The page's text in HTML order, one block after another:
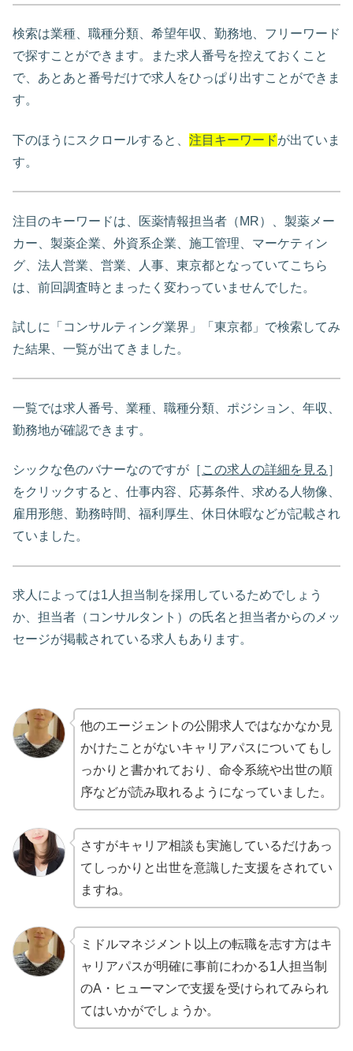
検索は業種、職種分類、希望年収、勤務地、フリーワード
で探すことができます。また求人番号を控えておくこと
で、あとあと番号だけで求人をひっぱり出すことができま
す。
下のほうにスクロールすると、 注目キーワードが出ていま
す。
注目のキーワードは、医薬情報担当者（MR）、製薬メー
カー、製薬企業、外資系企業、施工管理、マーケティン
グ、法人営業、営業、人事、東京都となっていてこちら
は、前回調査時とまったく変わっていませんでした。
試しに「コンサルティング業界」「東京都」で検索してみ
た結果、一覧が出てきました。
一覧では求人番号、業種、職種分類、ポジション、年収、
勤務地が確認できます。
シックな色のバナーなのですが［ この求人の詳細を見る ］
をクリックすると、仕事内容、応募条件、求める人物像、
雇用形態、勤務時間、福利厚生、休日休暇などが記載され
ていました。
求人によっては1人担当制を採用しているためでしょう
か、担当者（コンサルタント）の氏名と担当者からのメッ
セージが掲載されている求人もあります。
他のエージェントの公開求人ではなかなか見
かけたことがないキャリアパスについてもし
っかりと書かれており、命令系統や出世の順
序などが読み取れるようになっていました。
さすがキャリア相談も実施しているだけあっ
てしっかりと出世を意識した支援をされてい
ますね。
ミドルマネジメント以上の転職を志す方はキ
ャリアパスが明確に事前にわかる1人担当制
のA・ヒューマンで支援を受けられてみられ
てはいかがでしょうか。